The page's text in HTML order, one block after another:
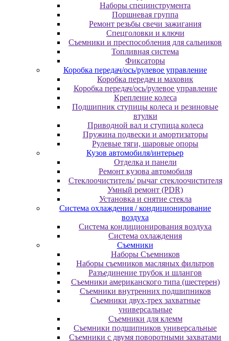
Наборы специнструмента
Поршневая группа
Ремонт резьбы свечи зажигания
Спецголовки и ключи
Съемники и преспособления для сальников
Топливная система
Фиксаторы
Коробка передач/ось/рулевое управление
Коробка передач и маховик
Коробка передач/ось/рулевое управление
Крепление колеса
Подшипник ступицы колеса и резиновые
втулки
Приводной вал и ступица колеса
Пружина подвески и амортизаторы
Рулевые тяги, шаровые опоры
Кузов автомобиля/интерьер
Отделка и панели
Ремонт кузова автомобиля
Стеклоочиститель/ рычаг стеклоочистителя
Умный ремонт (PDR)
Установка и снятие стекла
Система охлаждения / кондиционирование
воздуха
Система кондиционирования воздуха
Система охлаждения
Съемники
Наборы Съемников
Наборы съемников масляных фильтров
Разъединение трубок и шлангов
Съемники американского типа (шестерен)
Съемники внутренних подшипников
Съемники двух-трех захватные
универсальные
Съемники для клемм
Съемники подшипников универсальные
Съемники с двумя поворотными захватами